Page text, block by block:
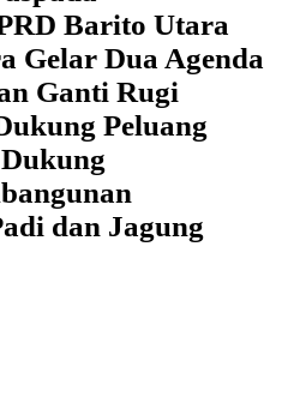
Barito Utara
Gelar Dua Agenda
Ganti Rugi
Peluang
dan Jagung